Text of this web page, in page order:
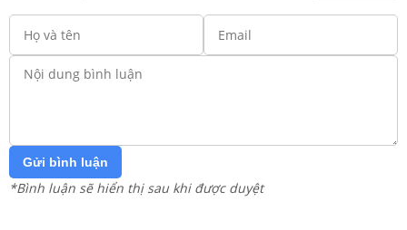
Gửi bình luận
*Bình luận sẽ hiển thị sau khi được duyệt